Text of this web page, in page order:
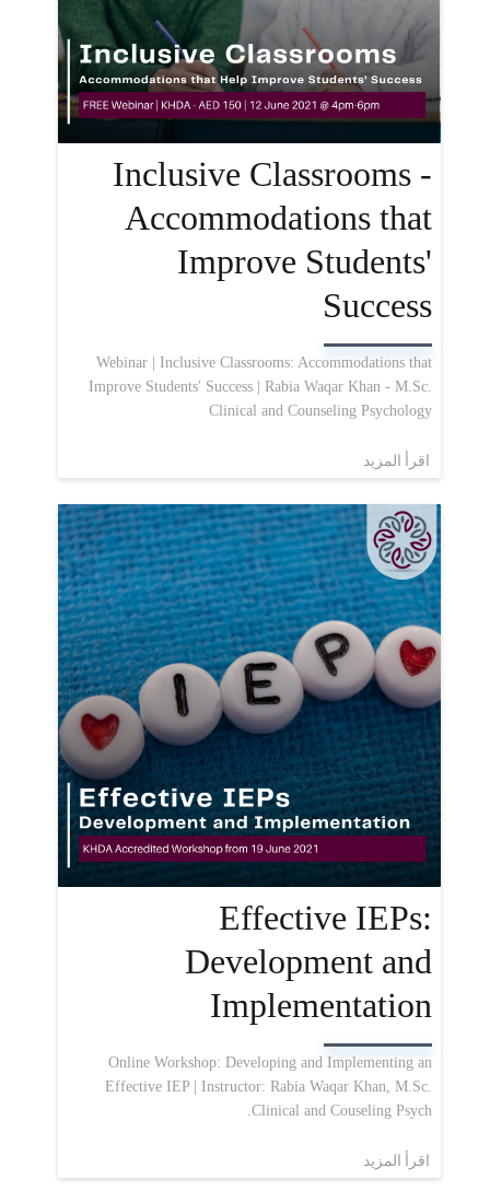
Inclusive Classrooms -
Accommodations that
Improve Students'
Success
Webinar | Inclusive Classrooms: Accommodations that
Improve Students' Success | Rabia Waqar Khan - M.Sc.
Clinical and Counseling Psychology
اقرأ المزيد
Effective IEPs:
Development and
Implementation
Online Workshop: Developing and Implementing an
Effective IEP | Instructor: Rabia Waqar Khan, M.Sc.
Clinical and Couseling Psych.
اقرأ المزيد